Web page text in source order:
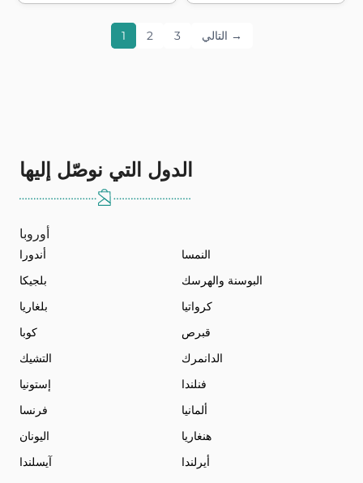
1 2 3 التالي →
الدول التي نوصّل إليها
أوروبا
أندورا
النمسا
بلجيكا
البوسنة والهرسك
بلغاريا
كرواتيا
كوبا
قبرص
التشيك
الدانمرك
إستونيا
فنلندا
فرنسا
ألمانيا
اليونان
هنغاريا
آيسلندا
أيرلندا